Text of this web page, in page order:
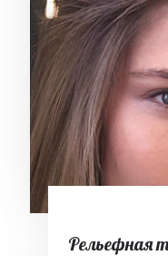
Рельефная